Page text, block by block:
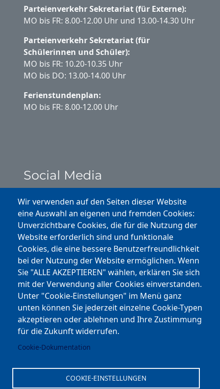
Wir verwenden auf den Seiten dieser Website
eine Auswahl an eigenen und fremden Cookies:
Unverzichtbare Cookies, die für die Nutzung der
Website erforderlich sind und funktionale
Cookies, die eine bessere Benutzerfreundlichkeit
bei der Nutzung der Website ermöglichen. Wenn
Sie "ALLE AKZEPTIEREN" wählen, erklären Sie sich
mit der Verwendung aller Cookies einverstanden.
Unter "Cookie-Einstellungen" im Menü ganz
unten können Sie jederzeit einzelne Cookie-Typen
akzeptieren oder ablehnen und Ihre Zustimmung
für die Zukunft widerrufen.
Cookie-Dokumentation
COOKIE-EINSTELLUNGEN
Parteienverkehr Sekretariat (für Externe):
MO bis FR: 8.00-12.00 Uhr und 13.00-14.30 Uhr
Parteienverkehr Sekretariat (für
Schülerinnen und Schüler):
MO bis FR: 10.20-10.35 Uhr
MO bis DO: 13.00-14.00 Uhr
Ferienstundenplan:
MO bis FR: 8.00-12.00 Uhr
Social Media
Instagram
Facebook
Youtube
Andere Bereiche
transp. Verwaltung / Amm. Trasparente
Nationaler Plan für Aufbau und Resilienz
Cookie-Einstellungen
Kontakt
⎋ Autonome Provinz Bozen